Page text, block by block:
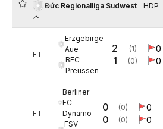
Đức Regionalliga Sudwest HDP
FT
Erzgebirge
Aue
BFC
Preussen
2
1
(1)
(0)
0
0
FT
Berliner
FC
Dynamo
FSV
0
0
(0)
(0)
0
0